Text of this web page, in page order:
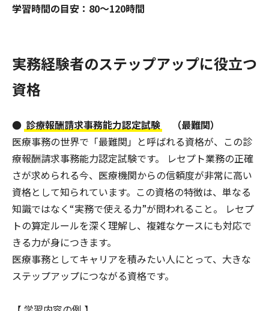
学習時間の目安：80〜120時間
実務経験者のステップアップに役立つ
資格
● 診療報酬請求事務能力認定試験
（最難関）
医療事務の世界で「最難関」と呼ばれる資格が、この診
療報酬請求事務能力認定試験です。 レセプト業務の正確
さが求められる今、医療機関からの信頼度が非常に高い
資格として知られています。この資格の特徴は、単なる
知識ではなく“実務で使える力”が問われること。 レセプ
トの算定ルールを深く理解し、複雑なケースにも対応で
きる力が身につきます。
医療事務としてキャリアを積みたい人にとって、大きな
ステップアップにつながる資格です。